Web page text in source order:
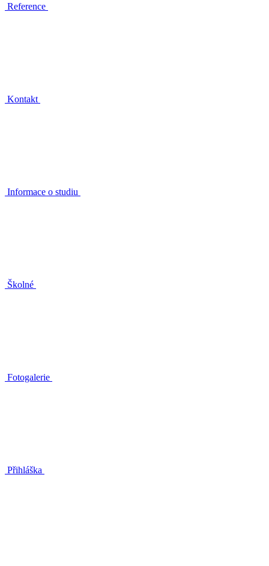
Reference
Kontakt
Informace o studiu
Školné
Fotogalerie
Přihláška